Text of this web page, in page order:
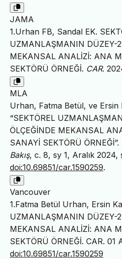
JAMA
1.Urhan FB, Sandal EK.
UZMANLAŞMANIN DÜZEY-2
MEKANSAL ANALİZİ: ANA
SEKTÖRÜ ÖRNEĞİ. CAR.
MLA
Urhan, Fatma Betül, ve Ersin
“SEKTÖREL
ÖLÇEĞİNDE MEKANSAL
SANAYİ SEKTÖRÜ ÖRNEĞİ”.
Bakış, c. 8, sy 1, Aralık 2024,
doi:10.69851/car.1590259.
Vancouver
1.Fatma Betül Urhan, Ersin
UZMANLAŞMANIN DÜZEY-2
MEKANSAL ANALİZİ: ANA
SEKTÖRÜ ÖRNEĞİ. CAR. 01
doi:10.69851/car.1590259